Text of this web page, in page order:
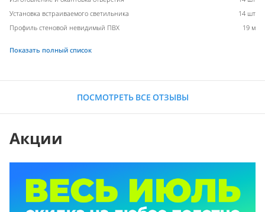
Установка встраиваемого светильника
14 шт
Профиль стеновой невидимый ПВХ
19 м
Показать полный список
ПОСМОТРЕТЬ ВСЕ ОТЗЫВЫ
Акции